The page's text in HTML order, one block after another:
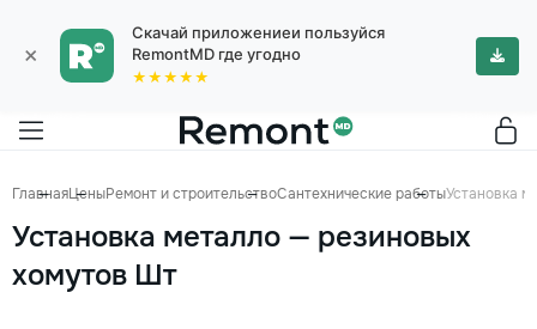
×
Скачай приложениеи пользуйся
RemontMD где угодно
★★★★★
ГлавнаяЦеныРемонт и строительствоСантехнические работыУстановка
Установка металло — резиновых
хомутов Шт